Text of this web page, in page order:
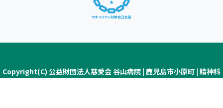
Copyright(C) 公益財団法人慈愛会 谷山病院 | 鹿児島市小原町 | 精神科